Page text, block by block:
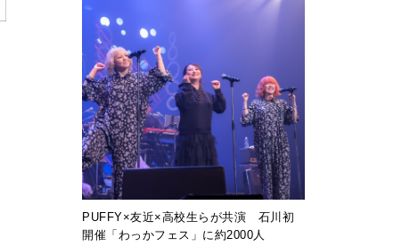
PUFFY×友近×高校生らが共演 石川初
開催「わっかフェス」に約2000人